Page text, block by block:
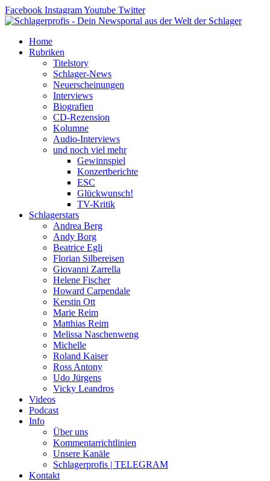
Zum
Inhalt
Facebook InstagramYoutube Twitter
Home
Rubriken
Titelstory
Schlager-News
Neuerscheinungen
Interviews
Biografien
CD-Rezension
Kolumne
Audio-Interviews
und noch viel mehr
Gewinnspiel
Konzertberichte
ESC
Glückwunsch!
TV-Kritik
Schlagerstars
Andrea Berg
Andy Borg
Beatrice Egli
Florian Silbereisen
Giovanni Zarrella
Helene Fischer
Howard Carpendale
Kerstin Ott
Marie Reim
Matthias Reim
Melissa Naschenweng
Michelle
Roland Kaiser
Ross Antony
Udo Jürgens
Vicky Leandros
Videos
Podcast
Info
Über uns
Kommentarrichtlinien
Unsere Kanäle
Schlagerprofis | TELEGRAM
Kontakt